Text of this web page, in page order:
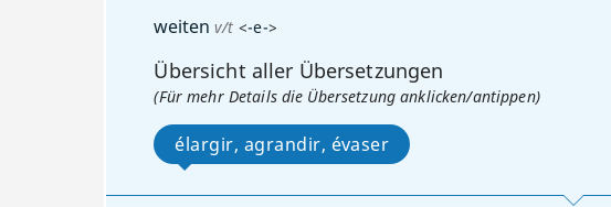
weiten v/t <-e->
Übersicht aller Übersetzungen
(Für mehr Details die Übersetzung anklicken/antippen)
élargir, agrandir, évaser